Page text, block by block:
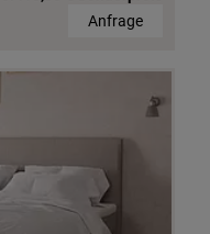
Anfrage